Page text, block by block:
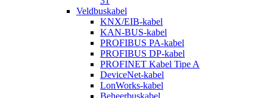
Veldbuskabel
KNX/EIB-kabel
KAN-BUS-kabel
PROFIBUS PA-kabel
PROFIBUS DP-kabel
PROFINET Kabel Tipe A
DeviceNet-kabel
LonWorks-kabel
Beheerbuskabel